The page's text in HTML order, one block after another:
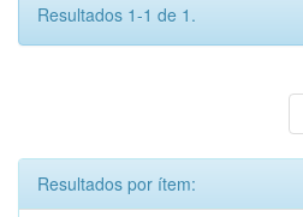
Resultados 1-1 de 1.
Resultados por ítem: